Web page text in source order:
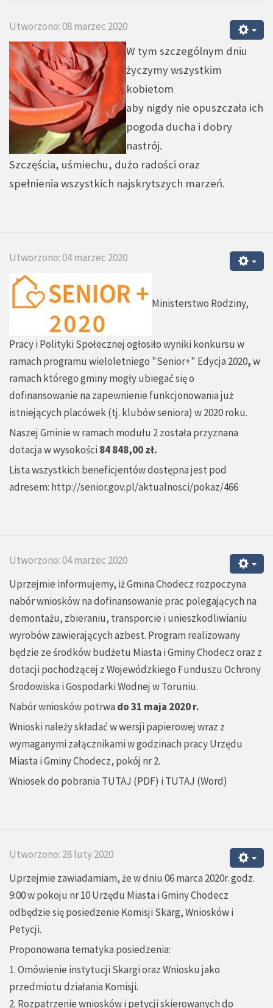
Utworzono: 08 marzec 2020
W tym szczególnym dniu
życzymy wszystkim
kobietom
aby nigdy nie opuszczała ich
pogoda ducha i dobry
nastrój.
Szczęścia, uśmiechu, dużo radości oraz
spełnienia wszystkich najskrytszych marzeń.
Utworzono: 04 marzec 2020
Ministerstwo Rodziny,
Pracy i Polityki Społecznej ogłosiło wyniki konkursu w
ramach programu wieloletniego "Senior+" Edycja 2020,w
ramach którego gminy mogły ubiegać się o
dofinansowanie na zapewnienie funkcjonowania już
istniejących placówek (tj. klubów seniora) w 2020 roku.
Naszej Gminie w ramach modułu 2 została przyznana
dotacja w wysokości 84 848,00 zł.
Lista wszystkich beneficjentów dostępna jest pod
adresem: http://senior.gov.pl/aktualnosci/pokaz/466
Utworzono: 04 marzec 2020
Uprzejmie informujemy, iż Gmina Chodecz rozpoczyna
nabór wniosków na dofinansowanie prac polegających na
demontażu, zbieraniu, transporcie i unieszkodliwianiu
wyrobów zawierających azbest. Program realizowany
będzie ze środków budżetu Miasta i Gminy Chodecz oraz z
dotacji pochodzącej z Wojewódzkiego Funduszu Ochrony
Środowiska i Gospodarki Wodnej w Toruniu.
Nabór wniosków potrwa do 31 maja 2020 r.
Wnioski należy składać w wersji papierowej wraz z
wymaganymi załącznikami w godzinach pracy Urzędu
Miasta i Gminy Chodecz, pokój nr 2.
Wniosek do pobrania TUTAJ (PDF) i TUTAJ (Word)
Utworzono: 28 luty 2020
Uprzejmie zawiadamiam, że w dniu 06 marca 2020r. godz.
9:00 w pokoju nr 10 Urzędu Miasta i Gminy Chodecz
odbędzie się posiedzenie Komisji Skarg, Wniosków i
Petycji.
Proponowana tematyka posiedzenia:
1. Omówienie instytucji Skargi oraz Wniosku jako
przedmiotu działania Komisji.
2. Rozpatrzenie wniosków i petycji skierowanych do